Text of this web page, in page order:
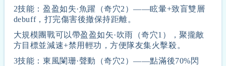
2技能：盈盈如失·魚躍（奇穴2）——眩暈+致盲雙層
debuff，打完傷害後撤保持距離。
大規模團戰可以帶盈盈如矢·吹雨（奇穴1），聚攏敵
方目標並減速+禁用輕功，方便隊友集火擊殺。
3技能：東風闌珊·聲動（奇穴2）——點滿後70%閃